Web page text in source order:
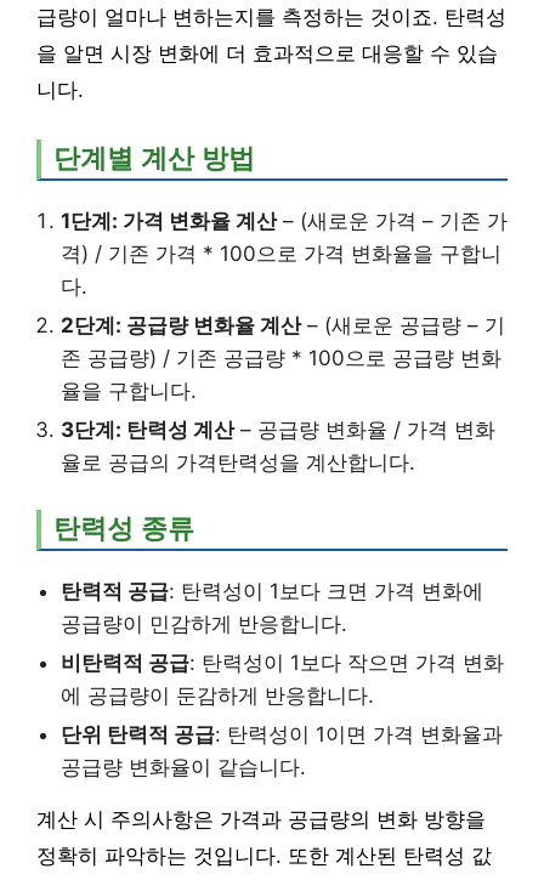
급량이 얼마나 변하는지를 측정하는 것이죠. 탄력성
을 알면 시장 변화에 더 효과적으로 대응할 수 있습
니다.
단계별 계산 방법
1단계: 가격 변화율 계산– (새로운 가격 – 기존 가
격) / 기존 가격 * 100으로 가격 변화율을 구합니
다.
2단계: 공급량 변화율 계산– (새로운 공급량 – 기
존 공급량) / 기존 공급량 * 100으로 공급량 변화
율을 구합니다.
3단계: 탄력성 계산– 공급량 변화율 / 가격 변화
율로 공급의 가격탄력성을 계산합니다.
탄력성 종류
탄력적 공급: 탄력성이 1보다 크면 가격 변화에
공급량이 민감하게 반응합니다.
비탄력적 공급: 탄력성이 1보다 작으면 가격 변화
에 공급량이 둔감하게 반응합니다.
단위 탄력적 공급: 탄력성이 1이면 가격 변화율과
공급량 변화율이 같습니다.
계산 시 주의사항은 가격과 공급량의 변화 방향을
정확히 파악하는 것입니다. 또한 계산된 탄력성 값